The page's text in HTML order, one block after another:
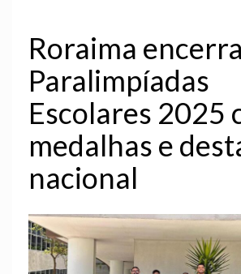
Roraima encerra
Paralimpíadas
Escolares 2025
medalhas e
nacional